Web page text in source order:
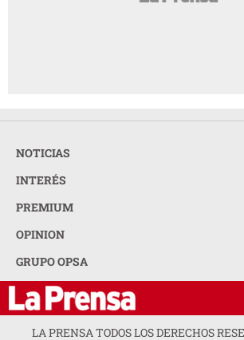
NOTICIAS
INTERÉS
PREMIUM
OPINION
GRUPO OPSA
LA PRENSA TODOS LOS DERECHOS